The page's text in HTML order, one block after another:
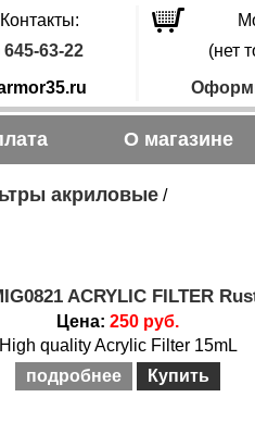
Контакты:
645-63-22
(нет
О магазине
акриловые /
ACRYLIC FILTER
Цена: 250 руб.
High quality Acrylic Filter 15mL
подробнее
Купить